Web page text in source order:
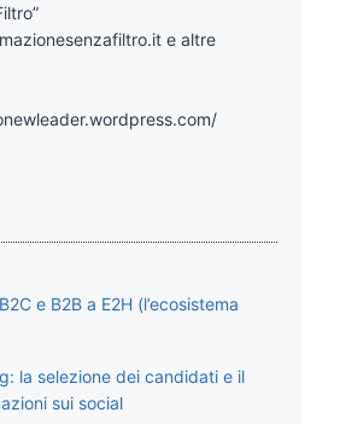
e altre
e B2B a E2H (l’ecosistema
la selezione dei candidati e il
sui social